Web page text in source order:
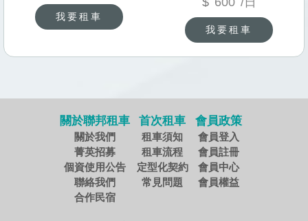
我要租車
我要租車
關於聯邦租車
關於我們
菁英招募
個資使用公告
聯絡我們
合作民宿
首次租車
租車須知
租車流程
定型化契約
常見問題
會員政策
會員登入
會員註冊
會員中心
會員權益